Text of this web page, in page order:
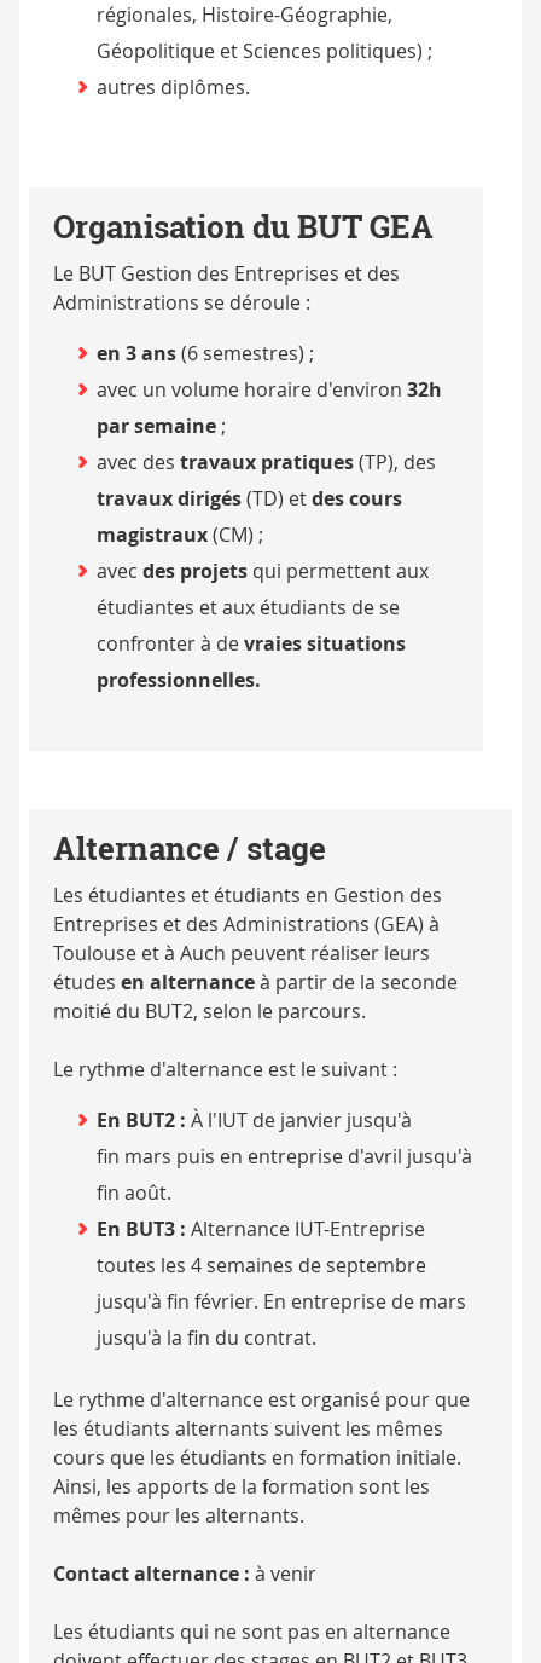
régionales, Histoire-Géographie,
Géopolitique et Sciences politiques) ;
autres diplômes.
Organisation du BUT GEA
Le BUT Gestion des Entreprises et des
Administrations se déroule :
en 3 ans(6 semestres) ;
avec un volume horaire d'environ 32h
par semaine;
avec des travaux pratiques(TP), des
travaux dirigés(TD) etdes cours
magistraux(CM) ;
avec des projetsqui permettent aux
étudiantes et aux étudiants de se
confronter à devraies situations
professionnelles.
Alternance / stage
Les étudiantes et étudiants en Gestion des
Entreprises et des Administrations (GEA) à
Toulouse et à Auch peuvent réaliser leurs
études en alternanceà partir de la seconde
moitié du BUT2, selon le parcours.
Le rythme d'alternance est le suivant :
En BUT2 : À l'IUT de janvier jusqu'à
fin mars puis en entreprise d'avril jusqu'à
fin août.
En BUT3 : Alternance IUT-Entreprise
toutes les 4 semaines de septembre
jusqu'à fin février. En entreprise de mars
jusqu'à la fin du contrat.
Le rythme d'alternance est organisé pour que
les étudiants alternants suivent les mêmes
cours que les étudiants en formation initiale.
Ainsi, les apports de la formation sont les
mêmes pour les alternants.
Contact alternance : à venir
Les étudiants qui ne sont pas en alternance